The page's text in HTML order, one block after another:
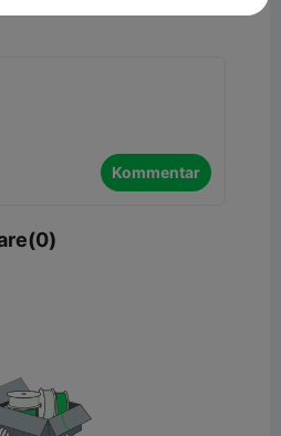
Kommentar